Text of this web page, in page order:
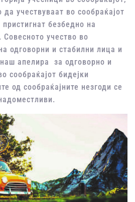
учествуваат во сообраќајот
безбедно на
Совесното учество во
одговорни и стабилни лица и
апелира за одговорно и
сообраќајот бидејки
од сообраќајните незгоди се